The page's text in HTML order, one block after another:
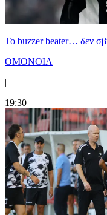
Το buzzer beater… δεν
ΟΜΟΝΟΙΑ
|
19:30